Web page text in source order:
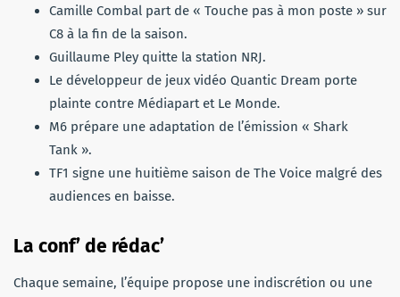
Camille Combal part de « Touche pas à mon poste » sur
C8 à la fin de la saison.
Guillaume Pley quitte la station NRJ.
Le développeur de jeux vidéo Quantic Dream porte
plainte contre Médiapart et Le Monde.
M6 prépare une adaptation de l’émission « Shark
Tank ».
TF1 signe une huitième saison de The Voice malgré des
audiences en baisse.
La conf’ de rédac’
Chaque semaine, l’équipe propose une indiscrétion ou une